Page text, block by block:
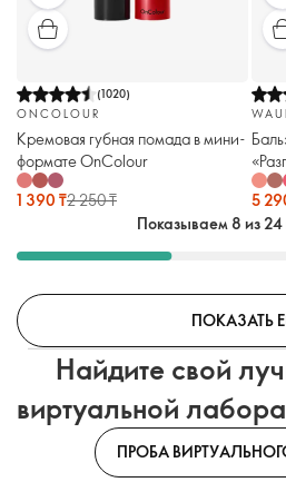
(1020)
ONCOLOUR
Кремовая губная помада в мини-
формате OnColour
1 390 ₸2 250 ₸
5
Показываем 8 из 24
ПОКАЗАТЬ
Найдите свой
виртуальной
ПРОБА